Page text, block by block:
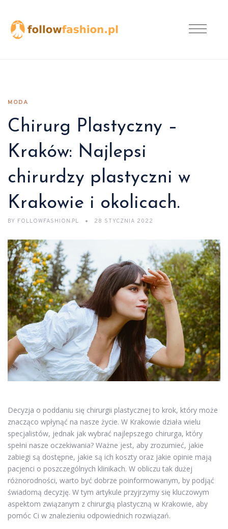
MODA
Chirurg Plastyczny –
Kraków: Najlepsi
chirurdzy plastyczni w
Krakowie i okolicach.
BY FOLLOWFASHION.PL 28 STYCZNIA 2022
Decyzja o poddaniu się chirurgii plastycznej to krok, który może
znacząco wpłynąć na nasze życie. W Krakowie działa wielu
specjalistów, jednak jak wybrać najlepszego chirurga, który
spełni nasze oczekiwania? Ważne jest, aby zrozumieć, jakie
zabiegi są dostępne, jakie są ich koszty oraz jakie opinie mają
pacjenci o poszczególnych klinikach. W obliczu tak dużej
różnorodności, warto być dobrze poinformowanym, by podjąć
świadomą decyzję. W tym artykule przyjrzymy się kluczowym
aspektom związanym z chirurgią plastyczną w Krakowie, aby
pomóc Ci w znalezieniu odpowiednich rozwiązań.